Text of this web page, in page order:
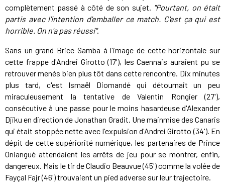
complètement passé à côté de son sujet. "Pourtant, on était
partis avec l'intention d'emballer ce match. C'est ça qui est
horrible. On n'a pas réussi".
Sans un grand Brice Samba à l'image de cette horizontale sur
cette frappe d'Andrei Girotto (17'), les Caennais auraient pu se
retrouver menés bien plus tôt dans cette rencontre. Dix minutes
plus tard, c'est Ismaël Diomandé qui détournait un peu
miraculeusement la tentative de Valentin Rongier (27'),
consécutive à une passe pour le moins hasardeuse d'Alexander
Djiku en direction de Jonathan Gradit. Une mainmise des Canaris
qui était stoppée nette avec l'expulsion d'Andrei Girotto (34'). En
dépit de cette supériorité numérique, les partenaires de Prince
Oniangué attendaient les arrêts de jeu pour se montrer, enfin,
dangereux. Mais le tir de Claudio Beauvue (45') comme la volée de
Fayçal Fajr (46') trouvaient un pied adverse sur leur trajectoire.